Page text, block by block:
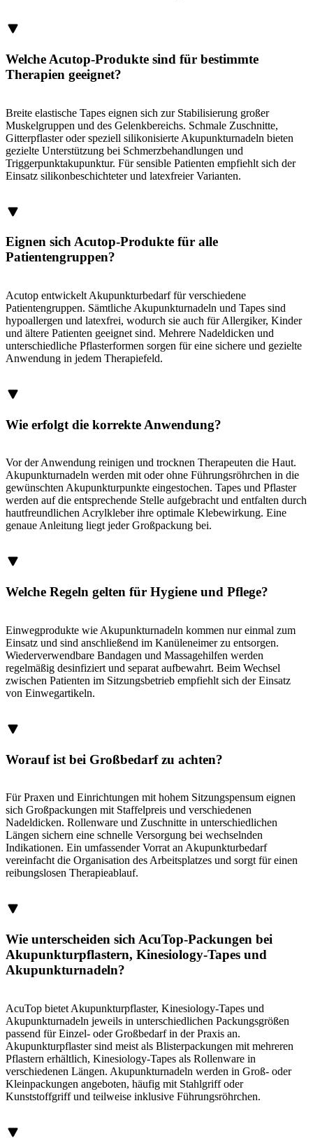
Welche Acutop-Produkte sind für bestimmte
Therapien geeignet?
Breite elastische Tapes eignen sich zur Stabilisierung großer
Muskelgruppen und des Gelenkbereichs. Schmale Zuschnitte,
Gitterpflaster oder speziell silikonisierte Akupunkturnadeln bieten
gezielte Unterstützung bei Schmerzbehandlungen und
Triggerpunktakupunktur. Für sensible Patienten empfiehlt sich der
Einsatz silikonbeschichteter und latexfreier Varianten.
Eignen sich Acutop-Produkte für alle
Patientengruppen?
Acutop entwickelt Akupunkturbedarf für verschiedene
Patientengruppen. Sämtliche Akupunkturnadeln und Tapes sind
hypoallergen und latexfrei, wodurch sie auch für Allergiker, Kinder
und ältere Patienten geeignet sind. Mehrere Nadeldicken und
unterschiedliche Pflasterformen sorgen für eine sichere und gezielte
Anwendung in jedem Therapiefeld.
Wie erfolgt die korrekte Anwendung?
Vor der Anwendung reinigen und trocknen Therapeuten die Haut.
Akupunkturnadeln werden mit oder ohne Führungsröhrchen in die
gewünschten Akupunkturpunkte eingestochen. Tapes und Pflaster
werden auf die entsprechende Stelle aufgebracht und entfalten durch
hautfreundlichen Acrylkleber ihre optimale Klebewirkung. Eine
genaue Anleitung liegt jeder Großpackung bei.
Welche Regeln gelten für Hygiene und Pflege?
Einwegprodukte wie Akupunkturnadeln kommen nur einmal zum
Einsatz und sind anschließend im Kanüleneimer zu entsorgen.
Wiederverwendbare Bandagen und Massagehilfen werden
regelmäßig desinfiziert und separat aufbewahrt. Beim Wechsel
zwischen Patienten im Sitzungsbetrieb empfiehlt sich der Einsatz
von Einwegartikeln.
Worauf ist bei Großbedarf zu achten?
Für Praxen und Einrichtungen mit hohem Sitzungspensum eignen
sich Großpackungen mit Staffelpreis und verschiedenen
Nadeldicken. Rollenware und Zuschnitte in unterschiedlichen
Längen sichern eine schnelle Versorgung bei wechselnden
Indikationen. Ein umfassender Vorrat an Akupunkturbedarf
vereinfacht die Organisation des Arbeitsplatzes und sorgt für einen
reibungslosen Therapieablauf.
Wie unterscheiden sich AcuTop-Packungen bei
Akupunkturpflastern, Kinesiology-Tapes und
Akupunkturnadeln?
AcuTop bietet Akupunkturpflaster, Kinesiology-Tapes und
Akupunkturnadeln jeweils in unterschiedlichen Packungsgrößen
passend für Einzel- oder Großbedarf in der Praxis an.
Akupunkturpflaster sind meist als Blisterpackungen mit mehreren
Pflastern erhältlich, Kinesiology-Tapes als Rollenware in
verschiedenen Längen. Akupunkturnadeln werden in Groß- oder
Kleinpackungen angeboten, häufig mit Stahlgriff oder
Kunststoffgriff und teilweise inklusive Führungsröhrchen.